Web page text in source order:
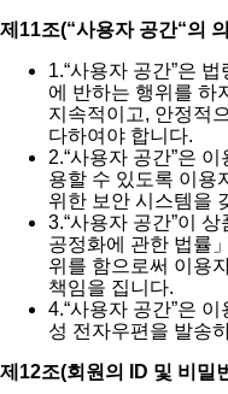
제11조(“사용자 공간“의
1.“사용자 공간”은
에 반하는 행위를 하
지속적이고, 안정적
다하여야 합니다.
2.“사용자 공간”은
용할 수 있도록 이용
위한 보안 시스템을
3.“사용자 공간”이
공정화에 관한 법률
위를 함으로써 이용
책임을 집니다.
4.“사용자 공간”은
성 전자우편을 발송
제12조(회원의 ID 및 비밀